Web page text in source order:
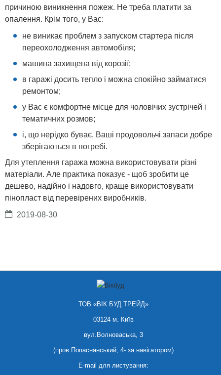
причиною виникнення пожеж. Не треба платити за
опалення. Крім того, у Вас:
не виникає проблем з запуском стартера після
переохолодження автомобіля;
машина захищена від корозії;
в гаражі досить тепло і можна спокійно займатися
ремонтом;
у Вас є комфортне місце для чоловічих зустрічей і
тематичних розмов;
і, що нерідко буває, Ваші продовольчі запаси добре
зберігаються в погребі.
Для утеплення гаража можна використовувати різні
матеріали. Але практика показує - щоб зробити це
дешево, надійно і надовго, краще використовувати
пінопласт від перевірених виробників.
2019-08-30
ТОВ «ВІК БУД ТРЕЙД»
03124 м. Київ
вул.Волноваська, 3
(пров.Попаснянський, 4- за навігатором)
E-mail для листування: